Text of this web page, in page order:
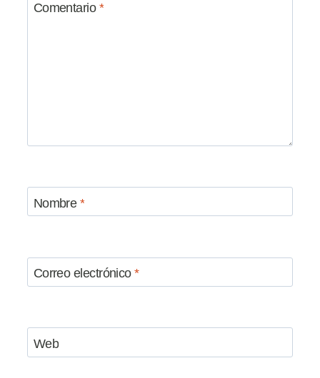
Comentario *
Nombre *
Correo electrónico*
Web